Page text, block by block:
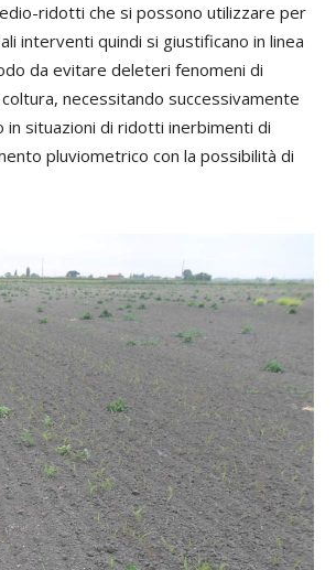
ridotti che si possono utilizzare per
interventi quindi si giustificano in linea
da evitare deleteri fenomeni di
necessitando successivamente
situazioni di ridotti inerbimenti di
pluviometrico con la possibilità di